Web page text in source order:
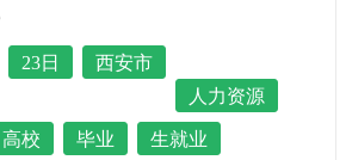
23日
西安市
人力资源
高校 毕业 生就业